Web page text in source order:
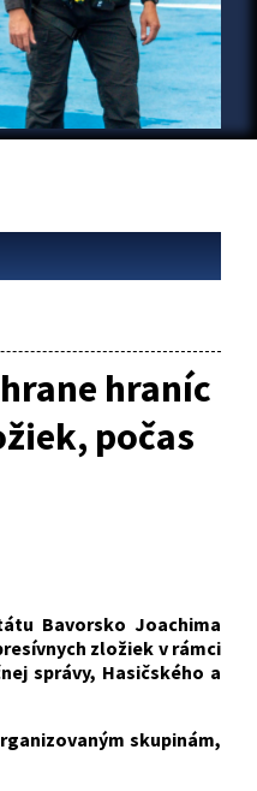
hraníc
počas
Bavorsko Joachima
zložiek v rámci
správy, Hasičského a
skupinám,